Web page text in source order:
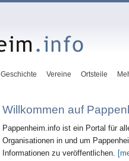
Geschichte Vereine Ortsteile
Willkommen auf
Pappenheim.info ist ein Portal für
Organisationen in und um
Informationen zu veröffentlichen.